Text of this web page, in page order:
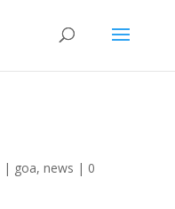
| goa, news | 0